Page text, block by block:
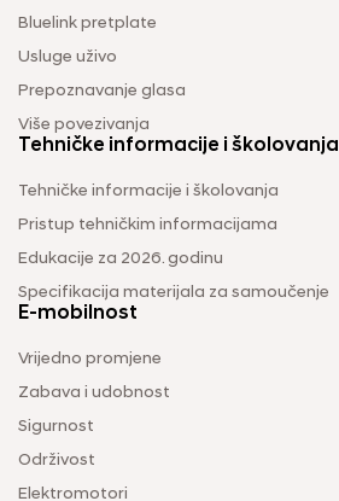
Bluelink pretplate
Usluge uživo
Prepoznavanje glasa
Više povezivanja
Tehničke informacije i školovanja
Tehničke informacije i školovanja
Pristup tehničkim informacijama
Edukacije za 2026. godinu
Specifikacija materijala za samoučenje
E-mobilnost
Vrijedno promjene
Zabava i udobnost
Sigurnost
Održivost
Elektromotori